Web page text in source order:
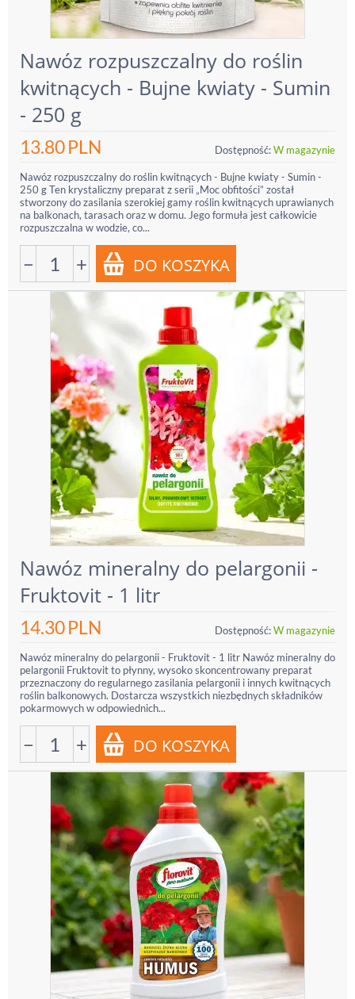
Nawóz rozpuszczalny do roślin
kwitnących - Bujne kwiaty - Sumin
- 250 g
13.80PLN Dostępność:W magazynie
Nawóz rozpuszczalny do roślin kwitnących - Bujne kwiaty - Sumin -
250 g Ten krystaliczny preparat z serii „Moc obfitości” został
stworzony do zasilania szerokiej gamy roślin kwitnących uprawianych
na balkonach, tarasach oraz w domu. Jego formuła jest całkowicie
rozpuszczalna w wodzie, co...
− +
Nawóz mineralny do pelargonii -
Fruktovit - 1 litr
14.30PLN Dostępność:W magazynie
Nawóz mineralny do pelargonii - Fruktovit - 1 litr Nawóz mineralny do
pelargonii Fruktovit to płynny, wysoko skoncentrowany preparat
przeznaczony do regularnego zasilania pelargonii i innych kwitnących
roślin balkonowych. Dostarcza wszystkich niezbędnych składników
pokarmowych w odpowiednich...
− +